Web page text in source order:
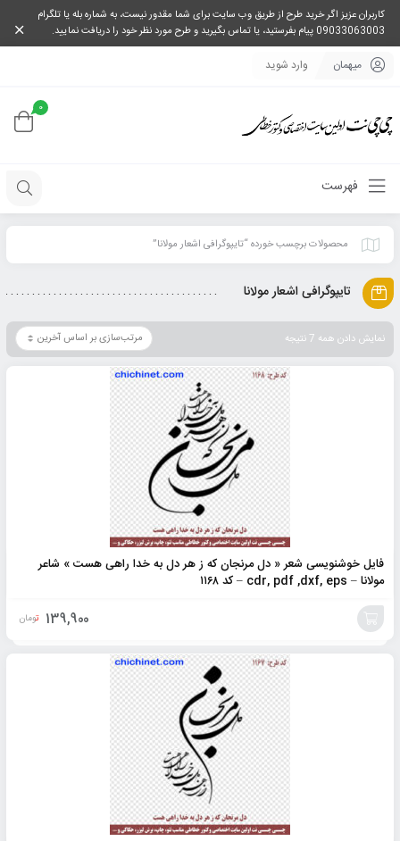
کاربران عزیز اگر خرید طرح از طریق وب سایت برای شما مقدور نیست، به شماره بله یا تلگرام
09033063003 پیام بفرستید، یا تماس بگیرید و طرح مورد نظر خود را دریافت نمایید.
میهمان وارد شوید
0
فهرست
محصولات برچسب خورده “تایپوگرافی اشعار مولانا”
تایپوگرافی اشعار مولانا
نمایش دادن همه 7 نتیجه
فایل خوشنویسی شعر « دل مرنجان که ز هر دل به خدا راهی هست » شاعر
مولانا – cdr, pdf ,dxf, eps – کد ۱۱۶۸
139,900 تومان